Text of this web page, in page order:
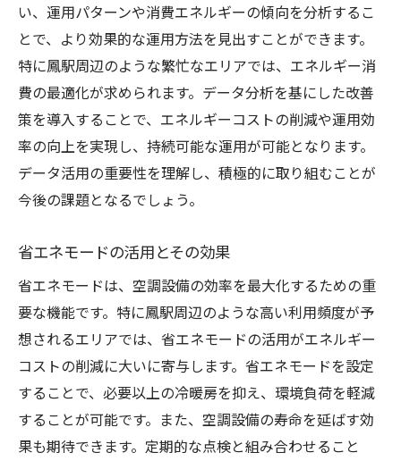
い、運用パターンや消費エネルギーの傾向を分析するこ
とで、より効果的な運用方法を見出すことができます。
特に鳳駅周辺のような繁忙なエリアでは、エネルギー消
費の最適化が求められます。データ分析を基にした改善
策を導入することで、エネルギーコストの削減や運用効
率の向上を実現し、持続可能な運用が可能となります。
データ活用の重要性を理解し、積極的に取り組むことが
今後の課題となるでしょう。
省エネモードの活用とその効果
省エネモードは、空調設備の効率を最大化するための重
要な機能です。特に鳳駅周辺のような高い利用頻度が予
想されるエリアでは、省エネモードの活用がエネルギー
コストの削減に大いに寄与します。省エネモードを設定
することで、必要以上の冷暖房を抑え、環境負荷を軽減
することが可能です。また、空調設備の寿命を延ばす効
果も期待できます。定期的な点検と組み合わせること